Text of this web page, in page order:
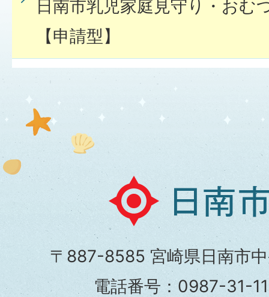
日南市乳児家庭見守り・おむ
【申請型】
日
南
市
役
〒887-8585 宮崎県日南市
電話番号：0987-31-